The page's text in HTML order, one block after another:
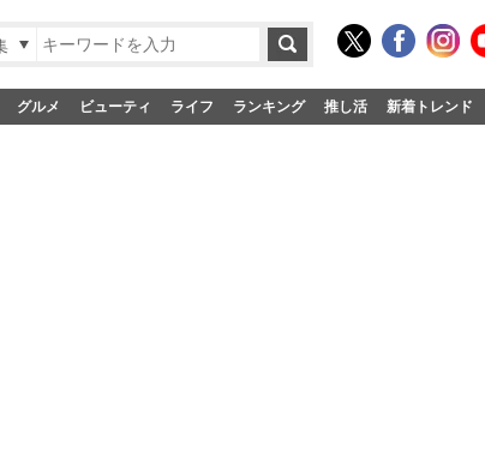
グルメ ビューティ ライフ ランキング 推し活 新着トレンド